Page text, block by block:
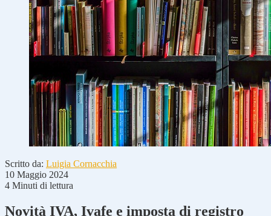
Scritto da: Luigia Cornacchia
10 Maggio 2024
4 Minuti di lettura
Novità IVA, Ivafe e imposta di registro